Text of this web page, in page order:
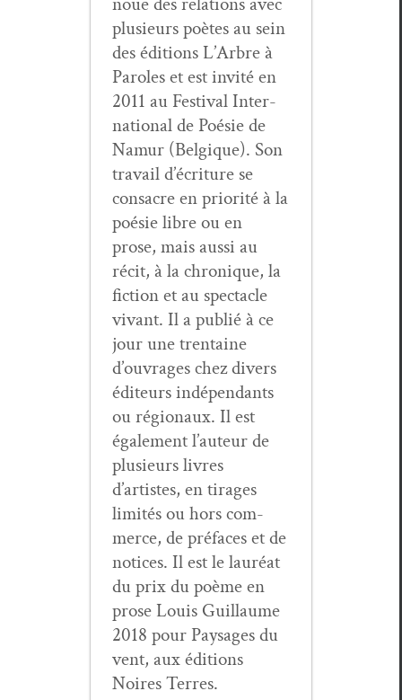
plusieurs poètes au sein
des édi­tions L’Arbre à
Paroles et est invité en
2011 au Fes­ti­val Inter­
na­tion­al de Poésie de
Namur (Bel­gique). Son
tra­vail d’écriture se
con­sacre en pri­or­ité à la
poésie libre ou en
prose, mais aus­si au
réc­it, à la chronique, la
fic­tion et au spec­ta­cle
vivant. Il a pub­lié à ce
jour une trentaine
d’ouvrages chez divers
édi­teurs indépen­dants
ou régionaux. Il est
égale­ment l’auteur de
plusieurs livres
d’artistes, en tirages
lim­ités ou hors com­
merce, de pré­faces et de
notices. Il est le lau­réat
du prix du poème en
prose Louis Guil­laume
2018 pour Paysages du
vent, aux édi­tions
Noires Terres.